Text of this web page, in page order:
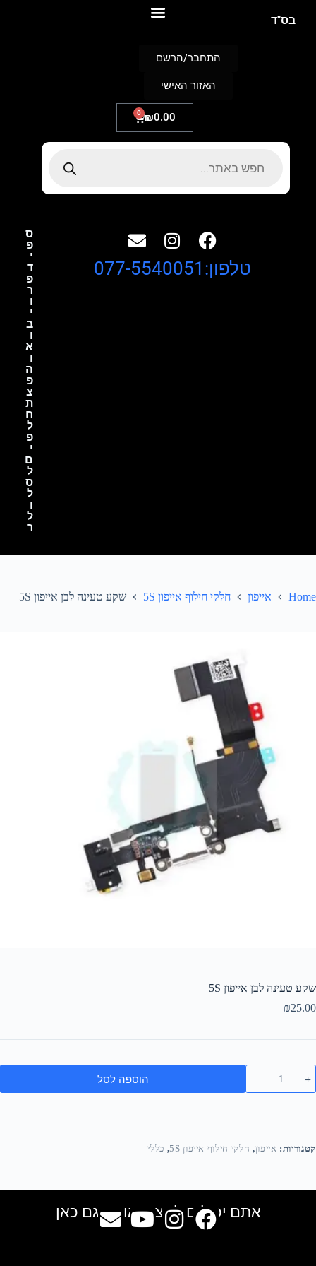
בס"ד
₪0.00
0
התחבר/הרשם
האזור האישי
ס
פ
י
ד
פ
ר
ו
י
ב
ו
א
ו
ה
פ
צ
ת
ח
ל
פ
י
ם
ל
ס
ל
ו
ל
ר
טלפון:077-5540051
Home אייפון חלקי חילוף אייפון 5S שקע טעינה לבן אייפון 5S
שקע טעינה לבן אייפון 5S
₪25.00
הוספה לסל
קטגוריות: אייפון, חלקי חילוף אייפון 5S , כללי
אתם יכולים למצוא אותנו גם כאן